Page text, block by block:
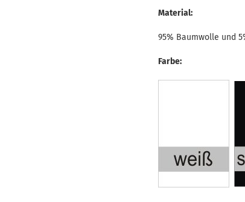
Material:
95% Baumwolle und
Farbe: